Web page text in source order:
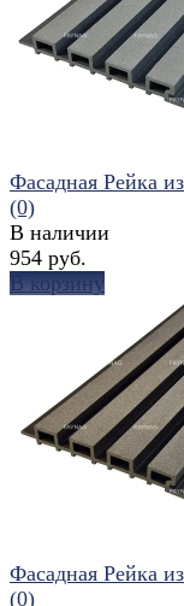
избранное сравнить
Фасадная Рейка
(0)
В наличии
954 руб.
В корзину
Фасадная Рейка
(0)